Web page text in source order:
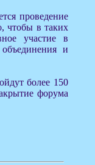
проведение
чтобы в таких
участие в
и
более 150
форума